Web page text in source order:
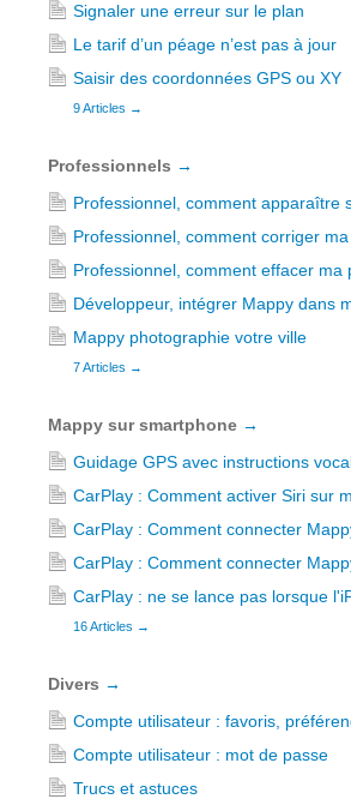
Signaler une erreur sur le plan
Le tarif d’un péage n’est pas à jour
Saisir des coordonnées GPS ou XY
9 Articles →
Professionnels →
Professionnel, comment apparaître
Professionnel, comment corriger
Professionnel, comment effacer ma
Développeur, intégrer Mappy dans
Mappy photographie votre ville
7 Articles →
Mappy sur smartphone →
Guidage GPS avec instructions
CarPlay : Comment activer Siri sur
CarPlay : Comment connecter
CarPlay : Comment connecter
CarPlay : ne se lance pas lorsque
16 Articles →
Divers →
Compte utilisateur : favoris,
Compte utilisateur : mot de passe
Trucs et astuces